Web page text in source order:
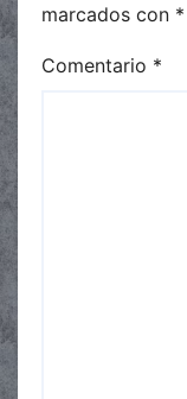
marcados con *
Comentario *